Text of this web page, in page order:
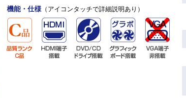
機能・仕様 （アイコンタッチで詳細説明あり）